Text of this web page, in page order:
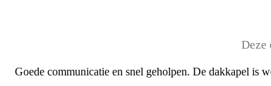
Deze
Goede communicatie en snel geholpen. De dakkapel is